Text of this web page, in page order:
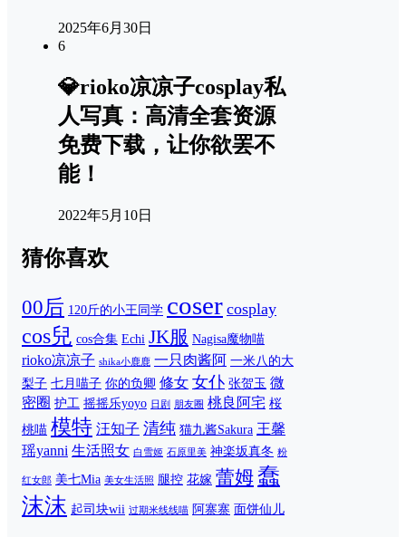
2025年6月30日
6
💎rioko凉凉子cosplay私
人写真：高清全套资源
免费下载，让你欲罢不
能！
2022年5月10日
猜你喜欢
00后 120斤的小王同学 coser cosplay
cos兒 cos合集 Echi JK服 Nagisa魔物喵
rioko凉凉子 shika小鹿鹿 一只肉酱阿 一米八的大
梨子 七月喵子 你的负卿 修女 女仆 张贺玉 微
密圈 护工 摇摇乐yoyo 日剧 朋友圈 桃良阿宅 桜
桃喵 模特 汪知子 清纯 猫九酱Sakura 王馨
瑶yanni 生活照女 白雪姬 石原里美 神楽坂真冬 粉
红女郎 美七Mia 美女生活照 腿控 花嫁 蕾姆蠢
沫沫 起司块wii 过期米线线喵 阿寨寨 面饼仙儿